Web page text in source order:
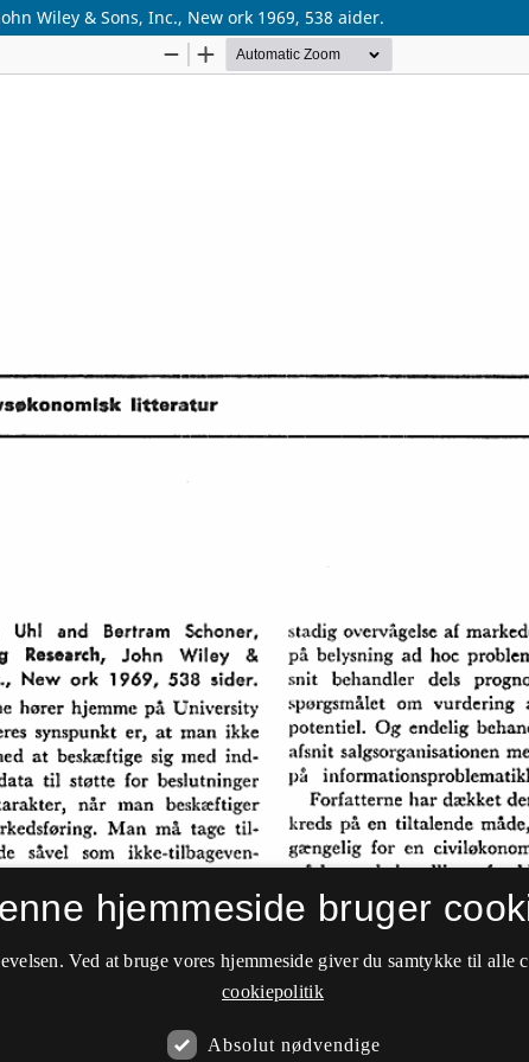
Wiley & Sons, Inc., New ork 1969, 538 aider.
hjemmeside bruger
Ved at bruge vores hjemmeside giver du samtykke til alle
cookiepolitik
Absolut nødvendige